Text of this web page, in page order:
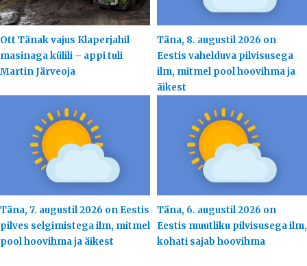
Ott Tänak vajus Klaperjahil
masinaga külili – appi tuli
Martin Järveoja
Täna, 8. augustil 2026 on
Eestis vahelduva pilvisusega
ilm, mitmel pool hoovihma ja
äikest
Täna, 7. augustil 2026 on Eestis
pilves selgimistega ilm, mitmel
pool hoovihma ja äikest
Täna, 6. augustil 2026 on
Eestis muutliku pilvisusega ilm,
kohati sajab hoovihma